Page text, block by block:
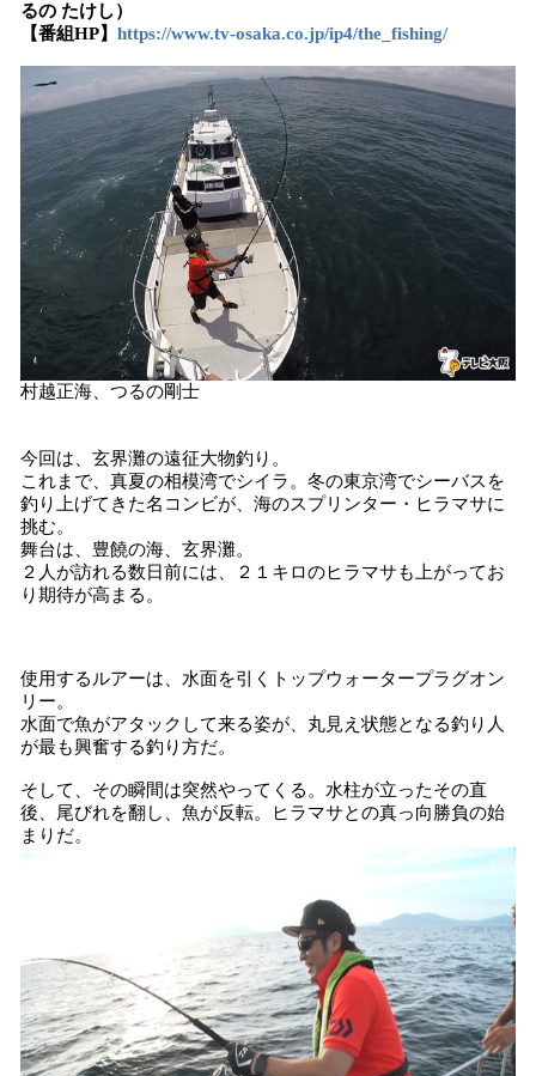
るの たけし）
【番組HP】 https://www.tv-osaka.co.jp/ip4/the_fishing/
村越正海、つるの剛士
今回は、玄界灘の遠征大物釣り。
これまで、真夏の相模湾でシイラ。冬の東京湾でシーバスを
釣り上げてきた名コンビが、海のスプリンター・ヒラマサに
挑む。
舞台は、豊饒の海、玄界灘。
２人が訪れる数日前には、２１キロのヒラマサも上がってお
り期待が高まる。
使用するルアーは、水面を引くトップウォータープラグオン
リー。
水面で魚がアタックして来る姿が、丸見え状態となる釣り人
が最も興奮する釣り方だ。
そして、その瞬間は突然やってくる。水柱が立ったその直
後、尾びれを翻し、魚が反転。ヒラマサとの真っ向勝負の始
まりだ。